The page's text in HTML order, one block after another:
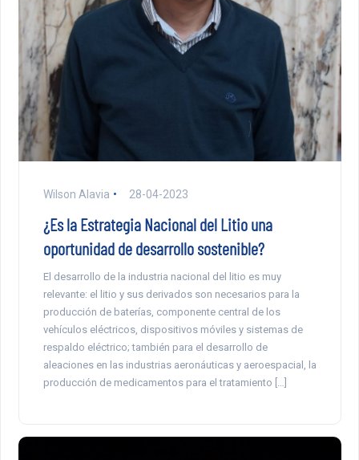
Wilson Alavia 28-04-2023
¿Es la Estrategia Nacional del Litio una
oportunidad de desarrollo sostenible?
El desarrollo de la industria nacional del litio es muy
relevante: el litio y sus derivados son necesarios para la
producción de baterías, componente central de los
vehículos eléctricos, dispositivos móviles y sistemas de
respaldo eléctrico; también para el desarrollo de
aleaciones en las industrias aeronáuticas y aeroespacial, la
producción de medicamentos para el tratamiento […]